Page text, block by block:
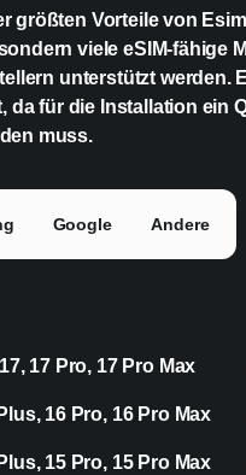
größten Vorteile von
viele eSIM-fähige
unterstützt werden.
für die Installation ein
muss.
Google Andere
17 Pro, 17 Pro Max
16 Pro, 16 Pro Max
15 Pro, 15 Pro Max